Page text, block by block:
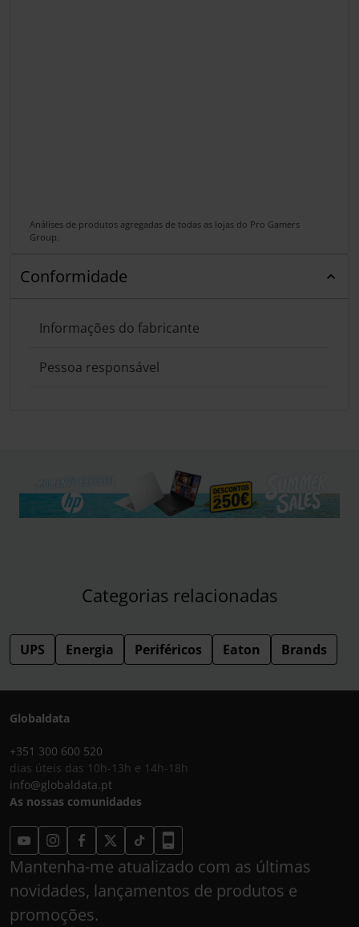
Análises de produtos agregadas de todas as lojas do Pro Gamers
Group.
Conformidade
Informações do fabricante
Pessoa responsável
Categorias relacionadas
UPS Energia Periféricos Eaton Brands
Globaldata
+351 300 600 520
dias úteis das 10h-13h e 14h-18h
info@globaldata.pt
As nossas comunidades
Mantenha-me atualizado com as últimas
novidades, lançamentos de produtos e
promoções.